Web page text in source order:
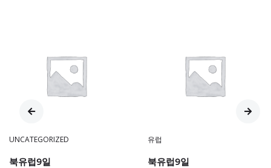
UNCATEGORIZED
북유럽9일
유럽
북유럽9일